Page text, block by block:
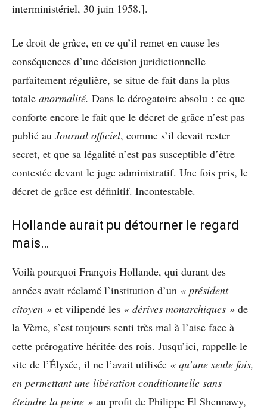
interministériel, 30 juin 1958.].
Le droit de grâce, en ce qu’il remet en cause les
conséquences d’une décision juridictionnelle
parfaitement régulière, se situe de fait dans la plus
totale anormalité. Dans le dérogatoire absolu : ce que
conforte encore le fait que le décret de grâce n’est pas
publié au Journal officiel, comme s’il devait rester
secret, et que sa légalité n’est pas susceptible d’être
contestée devant le juge administratif. Une fois pris, le
décret de grâce est définitif. Incontestable.
Hollande aurait pu détourner le regard
mais…
Voilà pourquoi François Hollande, qui durant des
années avait réclamé l’institution d’un « président
citoyen » et vilipendé les « dérives monarchiques » de
la Vème, s’est toujours senti très mal à l’aise face à
cette prérogative héritée des rois. Jusqu’ici, rappelle le
site de l’Élysée, il ne l’avait utilisée « qu’une seule fois,
en permettant une libération conditionnelle sans
éteindre la peine » au profit de Philippe El Shennawy,